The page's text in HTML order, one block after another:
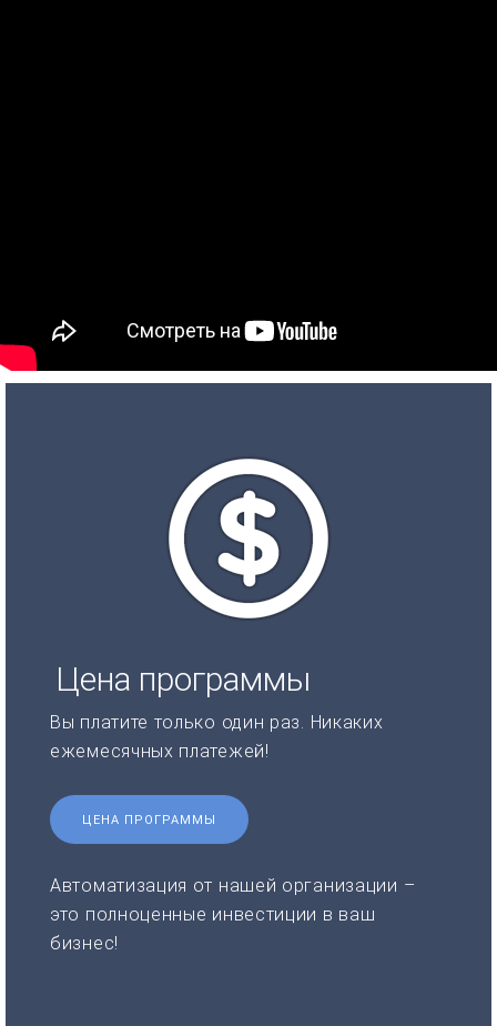
Цена программы
Вы платите только один раз. Никаких
ежемесячных платежей!
ЦЕНА ПРОГРАММЫ
Автоматизация от нашей организации –
это полноценные инвестиции в ваш
бизнес!